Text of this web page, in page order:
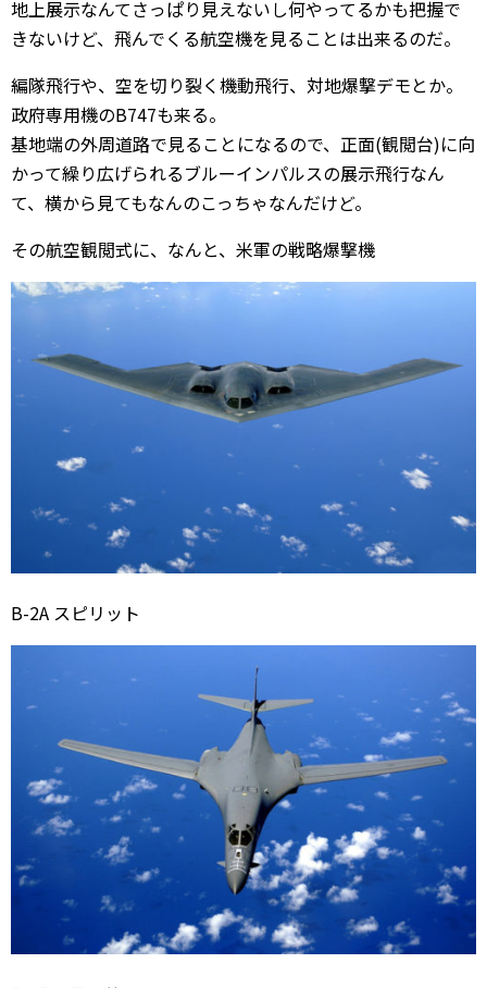
地上展示なんてさっぱり見えないし何やってるかも把握で
きないけど、飛んでくる航空機を見ることは出来るのだ。
編隊飛行や、空を切り裂く機動飛行、対地爆撃デモとか。
政府専用機のB747も来る。
基地端の外周道路で見ることになるので、正面(観閲台)に向
かって繰り広げられるブルーインパルスの展示飛行なん
て、横から見てもなんのこっちゃなんだけど。
その航空観閲式に、なんと、米軍の戦略爆撃機
B-2A スピリット